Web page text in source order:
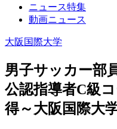
ニュース特集
動画ニュース
大阪国際大学
男子サッカー部
公認指導者C級
得～大阪国際大